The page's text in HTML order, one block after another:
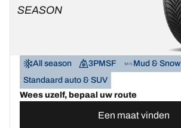
SEASON
All season 3PMSF
Mud & Snow
Standaard auto & SUV
Wees uzelf, bepaal uw route
Een maat vinden